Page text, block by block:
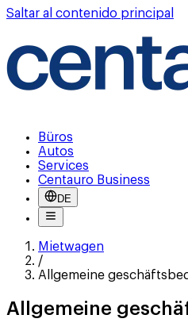
Saltar al contenido principal
Büros
Autos
Services
Centauro Business
DE
Mietwagen
/
Allgemeine
Allgemeine